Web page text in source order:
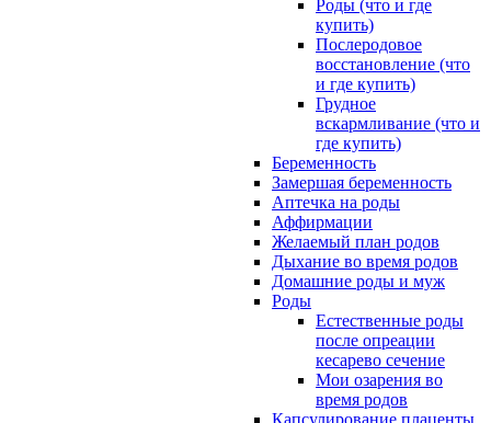
Роды (что и где
купить)
Послеродовое
восстановление (что
и где купить)
Грудное
вскармливание (что и
где купить)
Беременность
Замершая беременность
Аптечка на роды
Аффирмации
Желаемый план родов
Дыхание во время родов
Домашние роды и муж
Роды
Естественные роды
после опреации
кесарево сечение
Мои озарения во
время родов
Капсулирование плаценты